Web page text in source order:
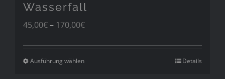
Wasserfall
45,00€– 170,00€Preisspanne:
bis
Ausführung wählen Details